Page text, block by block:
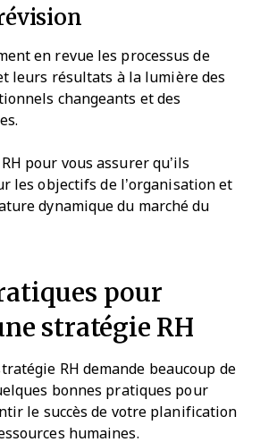
en revue les processus de
leurs résultats à la lumière des
changeants et des
pour vous assurer qu’ils
les objectifs de l’organisation et
dynamique du marché du
pour
stratégie RH
RH demande beaucoup de
bonnes pratiques pour
le succès de votre planification
humaines.